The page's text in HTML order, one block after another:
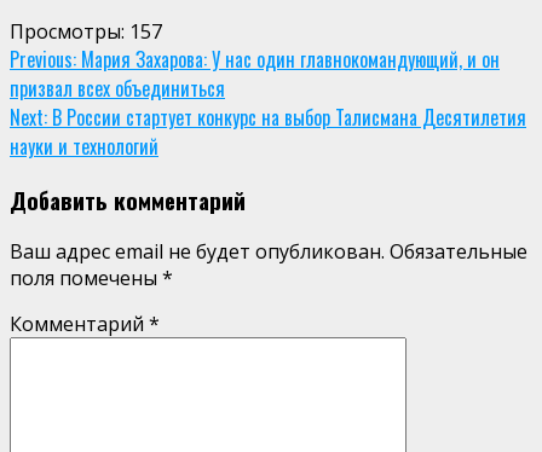
Просмотры: 157
Continue
Reading
Previous: Мария Захарова: У нас один главнокомандующий, и он
призвал всех объединиться
Next: В России стартует конкурс на выбор Талисмана Десятилетия
науки и технологий
Добавить комментарий
Ваш адрес email не будет опубликован. Обязательные
поля помечены *
Комментарий *